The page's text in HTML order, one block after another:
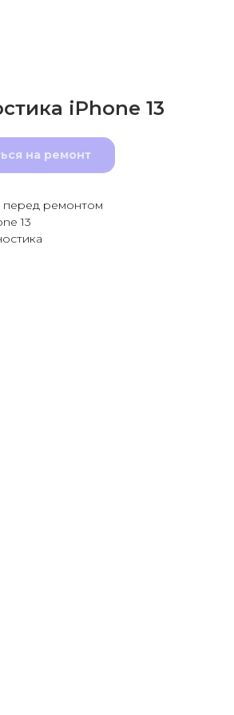
iPhone 13
на ремонт
перед ремонтом
13